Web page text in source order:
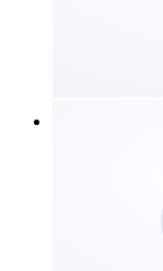
Su moto en
de Europa,
Le avisa.
Detección
de zona.